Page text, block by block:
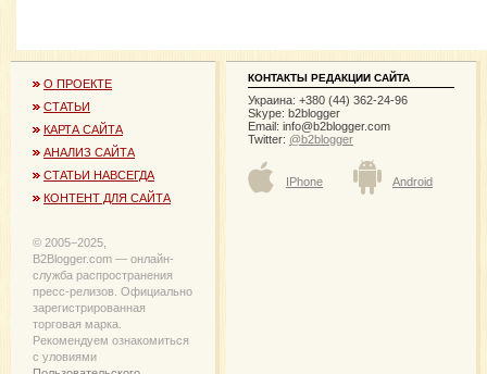
О ПРОЕКТЕ
СТАТЬИ
КАРТА САЙТА
АНАЛИЗ САЙТА
СТАТЬИ НАВСЕГДА
КОНТЕНТ ДЛЯ САЙТА
© 2005−2025,
B2Blogger.com — онлайн-
служба распространения
пресс-релизов. Официально
зарегистрированная
торговая марка.
Рекомендуем ознакомиться
с уловиями
КОНТАКТЫ РЕДАКЦИИ САЙТА
Украина: +380 (44) 362-24-96
Skype: b2blogger
Email: info@b2blogger.com
Twitter: @b2blogger
IPhone Android